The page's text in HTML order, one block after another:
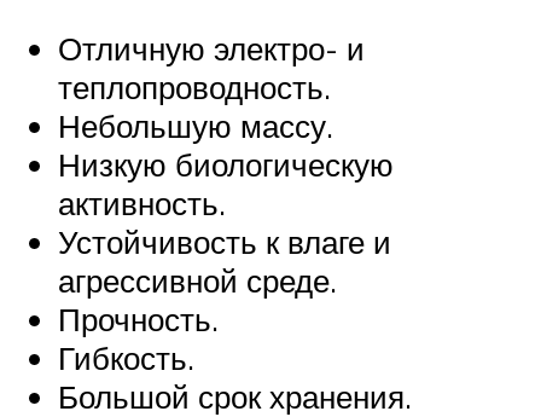
Отличную электро- и
теплопроводность.
Небольшую массу.
Низкую биологическую
активность.
Устойчивость к влаге и
агрессивной среде.
Прочность.
Гибкость.
Большой срок хранения.